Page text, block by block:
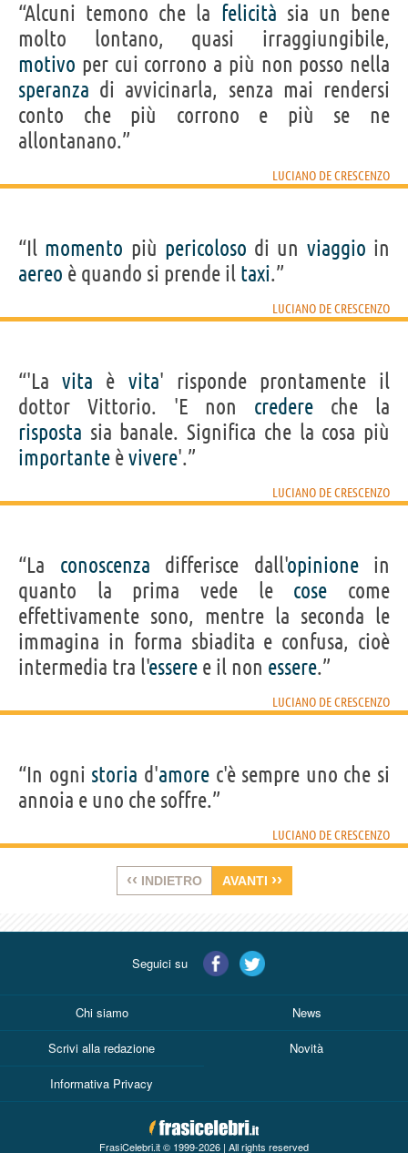
“Alcuni temono che la felicità sia un bene
molto lontano, quasi irraggiungibile,
motivo per cui corrono a più non posso nella
speranza di avvicinarla, senza mai rendersi
conto che più corrono e più se ne
allontanano.”
LUCIANO DE CRESCENZO
“Il momento più pericoloso di un viaggio in
aereo è quando si prende il taxi.”
LUCIANO DE CRESCENZO
“'Lavita è vita' risponde prontamente il
dottor Vittorio. 'E non credere che la
risposta sia banale. Significa che la cosa più
importante èvivere'.”
LUCIANO DE CRESCENZO
“La conoscenza differisce dall'opinionein
quanto la prima vede le cose come
effettivamente sono, mentre la seconda le
immagina in forma sbiadita e confusa, cioè
intermedia tra l'essere e il non essere.”
LUCIANO DE CRESCENZO
“In ogni storia d'amorec'è sempre uno che si
annoia e uno che soffre.”
LUCIANO DE CRESCENZO
‹‹ INDIETRO AVANTI ››
Seguici su
Chi siamo News
Scrivi alla redazione Novità
Informativa Privacy
FrasiCelebri.it © 1999-2026 | All rights reserved